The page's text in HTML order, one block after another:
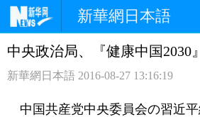
新華網日本語
ホームページ 政治
中央政治局、『健康中国2030
新華網日本語 2016-08-27 13:16:19
中国共産党中央委員会の習近